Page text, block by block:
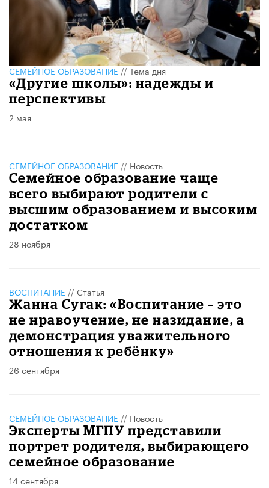
СЕМЕЙНОЕ ОБРАЗОВАНИЕ//Тема дня
«Другие школы»: надежды и
перспективы
2 мая
СЕМЕЙНОЕ ОБРАЗОВАНИЕ // Новость
Семейное образование чаще
всего выбирают родители с
высшим образованием и высоким
достатком
28 ноября
ВОСПИТАНИЕ // Статья
Жанна Сугак: «Воспитание – это
не нравоучение, не назидание, а
демонстрация уважительного
отношения к ребёнку»
26 сентября
СЕМЕЙНОЕ ОБРАЗОВАНИЕ // Новость
Эксперты МГПУ представили
портрет родителя, выбирающего
семейное образование
14 сентября